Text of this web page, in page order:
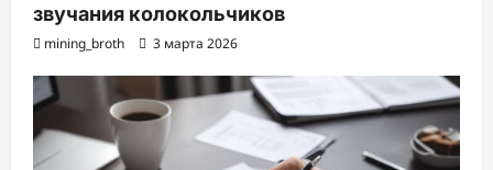
звучания колокольчиков
mining_broth 3 марта 2026